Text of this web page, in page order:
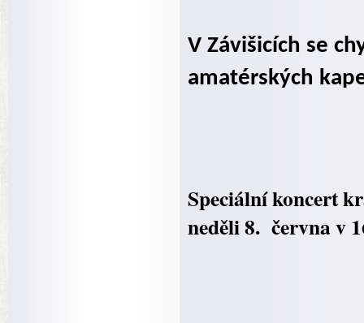
V Závišicích se
amatérských
Speciální koncert
neděli 8. června v